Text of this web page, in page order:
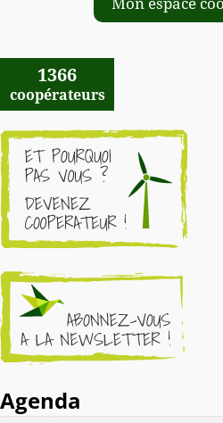
Mon espace
1366
coopérateurs
Agenda